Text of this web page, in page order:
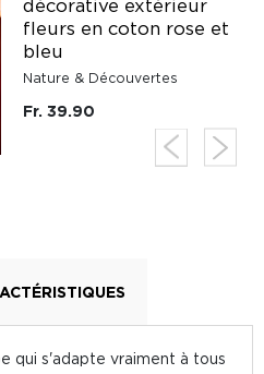
décorative extérieur
fleurs en coton rose et
bleu
Nature & Découvertes
Fr. 39.90
qui s'adapte vraiment à tous